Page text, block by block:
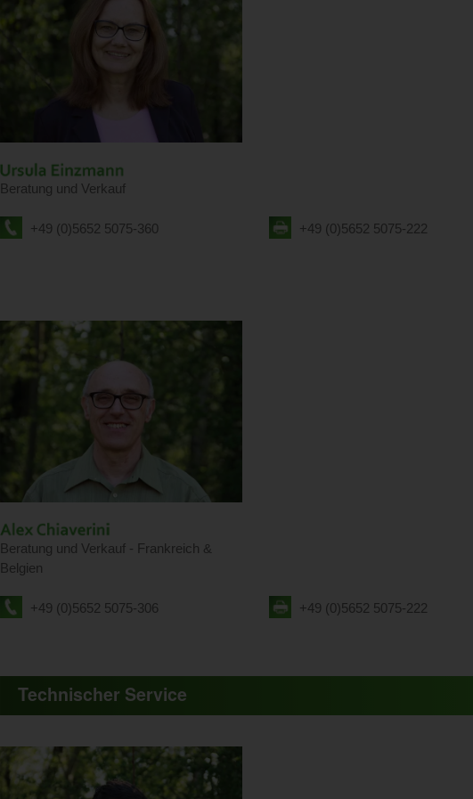
Beratung und Verkauf
+49 (0)5652 5075-360 +49 (0)5652 5075-222
Beratung und Verkauf - Frankreich &
Belgien
+49 (0)5652 5075-306 +49 (0)5652 5075-222
Technischer Service